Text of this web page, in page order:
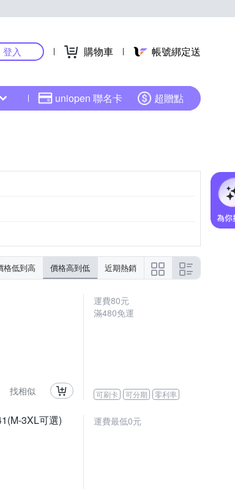
登入 購物車 帳號綁定送
uniopen 聯名卡 超贈點
格低到高 價格高到低 近期熱銷
找相似
運費80元
滿480免運
可刷卡 可分期 零利率
3XL可選) 運費最低0元